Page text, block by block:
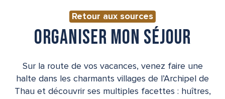
Retour aux sources
ORGANISER MON SÉJOUR
Sur la route de vos vacances, venez faire une
halte dans les charmants villages de l’Archipel de
Thau et découvrir ses multiples facettes : huîtres,